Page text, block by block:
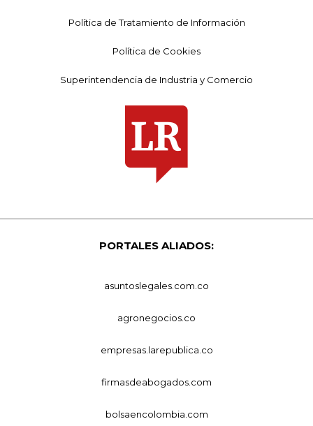
Política de Tratamiento de Información
Política de Cookies
Superintendencia de Industria y Comercio
PORTALES ALIADOS:
asuntoslegales.com.co
agronegocios.co
empresas.larepublica.co
firmasdeabogados.com
bolsaencolombia.com